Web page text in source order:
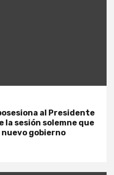
al Presidente
la sesión solemne que
gobierno